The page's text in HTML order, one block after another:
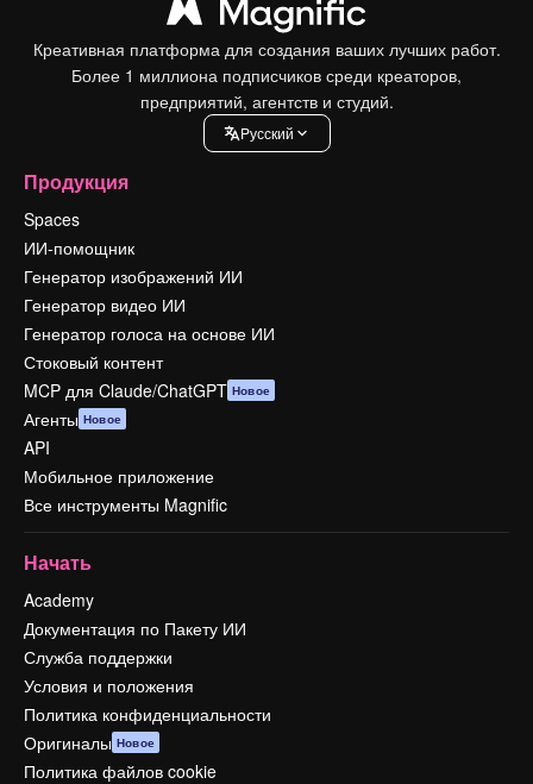
Креативная платформа для создания ваших лучших работ.
Более 1 миллиона подписчиков среди креаторов,
предприятий, агентств и студий.
Pусский
Продукция
Spaces
ИИ-помощник
Генератор изображений ИИ
Генератор видео ИИ
Генератор голоса на основе ИИ
Стоковый контент
MCP для Claude/ChatGPT Новое
Агенты Новое
API
Мобильное приложение
Все инструменты Magnific
Начать
Academy
Документация по Пакету ИИ
Служба поддержки
Условия и положения
Политика конфиденциальности
Оригиналы Новое
Политика файлов cookie